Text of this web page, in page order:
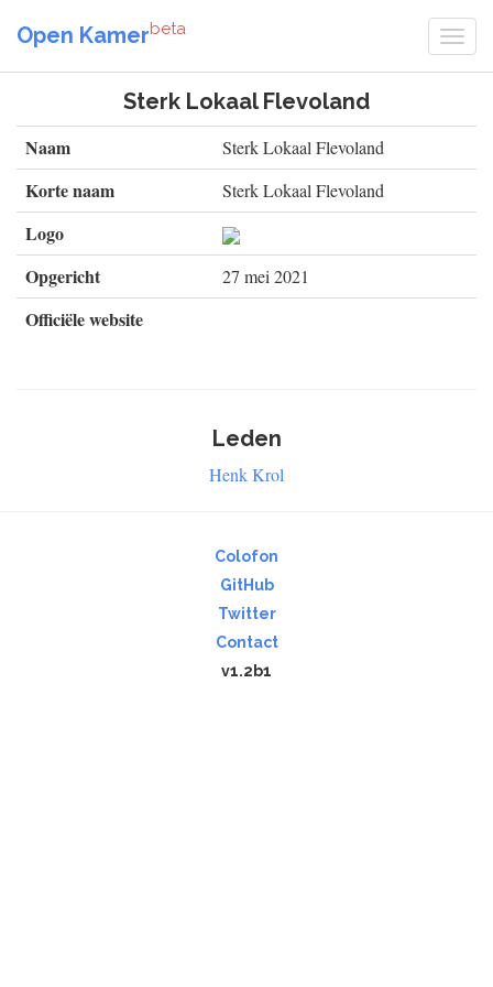
Open Kamerbeta
Sterk Lokaal Flevoland
Naam Sterk Lokaal Flevoland
Korte naam Sterk Lokaal Flevoland
Logo
Opgericht
27 mei 2021
Officiële website
Leden
Henk Krol
Colofon
GitHub
Twitter
Contact
v1.2b1